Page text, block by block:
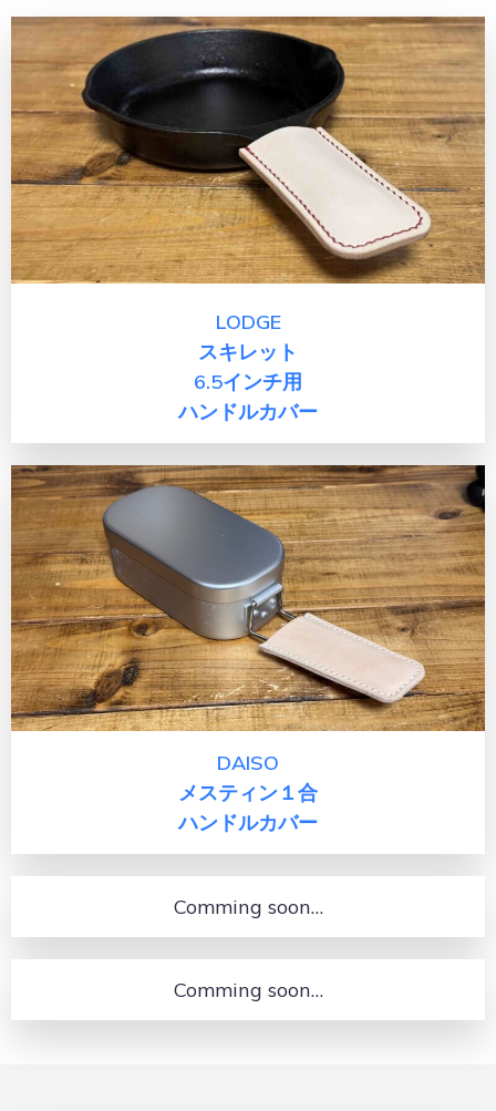
LODGE
スキレット
6.5インチ用
ハンドルカバー
DAISO
メスティン１合
ハンドルカバー
Comming soon…
Comming soon…